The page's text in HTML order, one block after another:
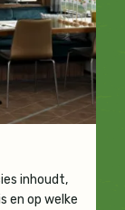
inhoudt,
en op welke